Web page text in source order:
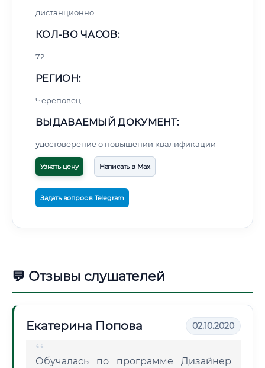
дистанционно
КОЛ-ВО ЧАСОВ:
72
РЕГИОН:
Череповец
ВЫДАВАЕМЫЙ ДОКУМЕНТ:
удостоверение о повышении квалификации
Узнать цену Написать в Max
Задать вопрос в Telegram
💬 Отзывы слушателей
Екатерина Попова 02.10.2020
Обучалась по программе Дизайнер